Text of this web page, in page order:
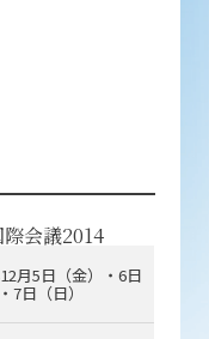
会議2014
月5日（金）・6日
7日（日）